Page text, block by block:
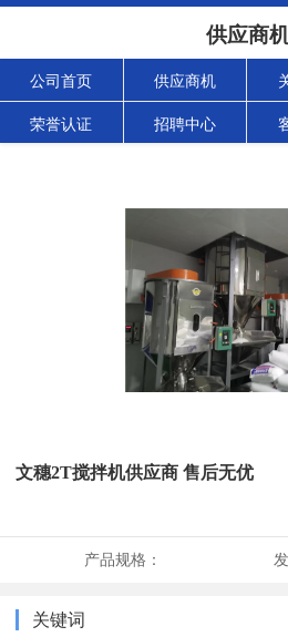
供应商
公司首页 供应商机
荣誉认证 招聘中心
文穗2T搅拌机供应商 售后无优
产品规格：
关键词